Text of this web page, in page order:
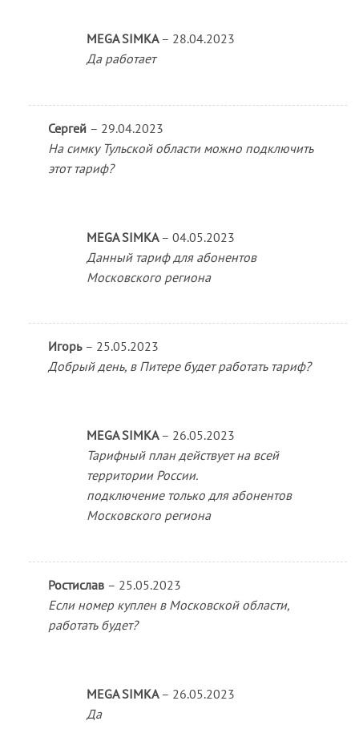
MEGA SIMKA – 28.04.2023
Да работает
Сергей – 29.04.2023
На симку Тульской области можно подключить
этот тариф?
MEGA SIMKA – 04.05.2023
Данный тариф для абонентов
Московского региона
Игорь – 25.05.2023
Добрый день, в Питере будет работать тариф?
MEGA SIMKA – 26.05.2023
Тарифный план действует на всей
территории России.
подключение только для абонентов
Московского региона
Ростислав – 25.05.2023
Если номер куплен в Московской области,
работать будет?
MEGA SIMKA – 26.05.2023
Да